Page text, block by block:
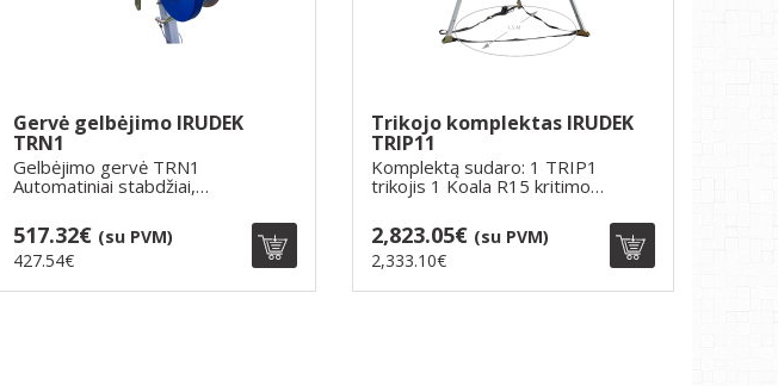
Gervė gelbėjimo IRUDEK
TRN1
Gelbėjimo gervė TRN1
Automatiniai stabdžiai,
517.32€ (su PVM)
427.54€
Trikojo komplektas IRUDEK
TRIP11
Komplektą sudaro: 1 TRIP1
trikojis 1 Koala R15 kritimo
stabdymo blokas..
2,823.05€ (su PVM)
2,333.10€